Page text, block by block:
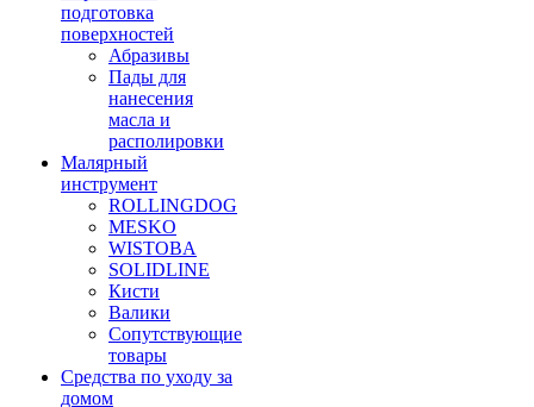
подготовка
поверхностей
Абразивы
Пады для
нанесения
масла и
располировки
Малярный
инструмент
ROLLINGDOG
MESKO
WISTOBA
SOLIDLINE
Кисти
Валики
Сопутствующие
товары
Средства по уходу за
домом